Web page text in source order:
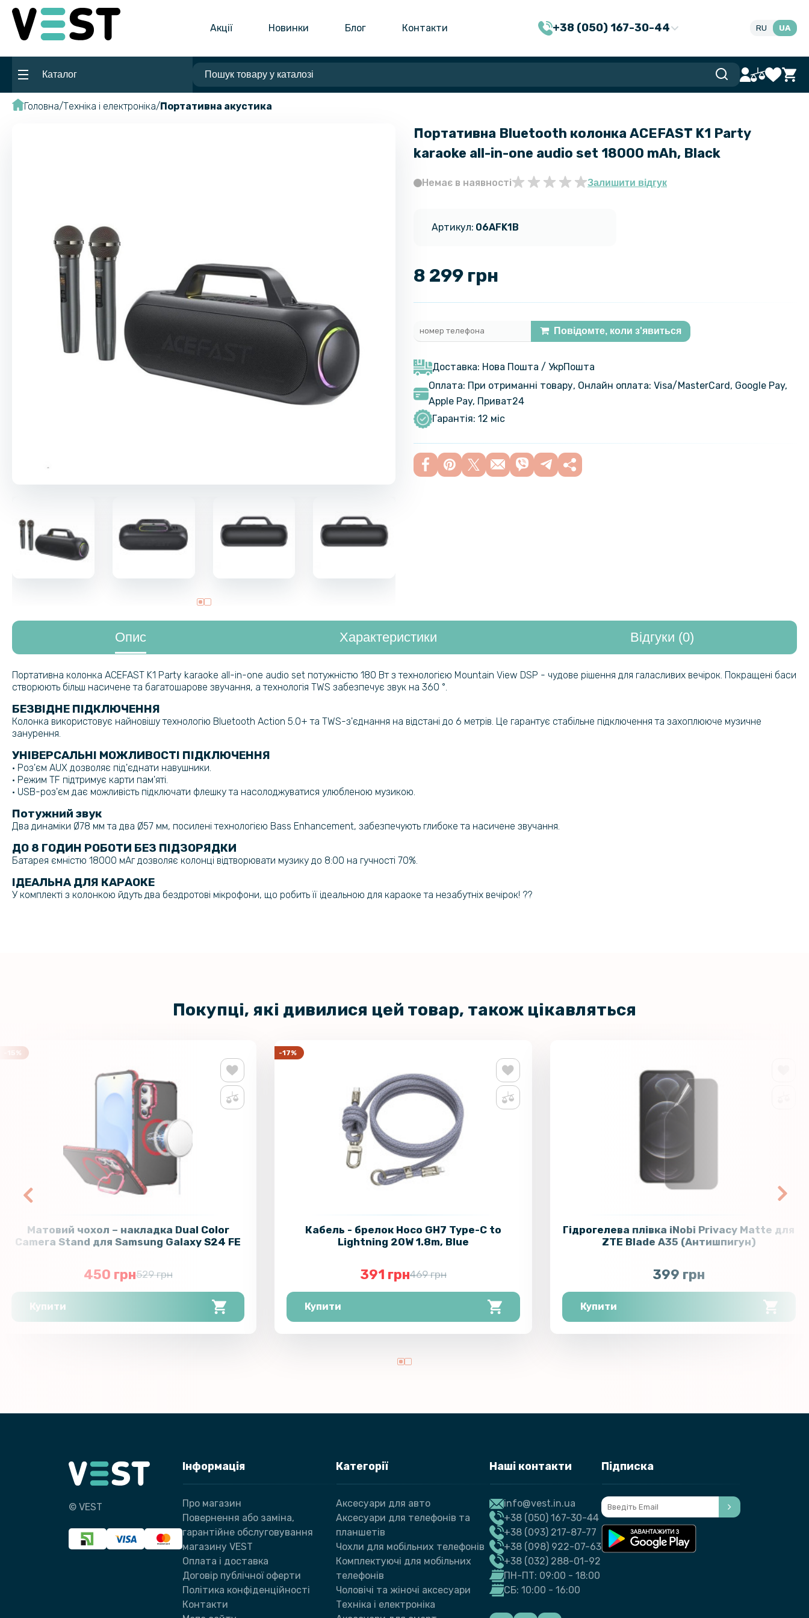
Акції Новинки Блог Контакти +38 (050) 167-30-44 RU UA
Каталог
Головна Техніка і електроніка Портативна акустика
Портативна Bluetooth колонка ACEFAST K1 Party
karaoke all-in-one audio set 18000 mAh, Black
Немає в наявності Залишити відгук
Артикул: 06AFK1B
8 299 грн
Повідомте, коли з'явиться
Доставка: Нова Пошта / УкрПошта
Оплата: При отриманні товару, Онлайн оплата: Visa/MasterСard, Google Pay,
Apple Pay, Приват24
Гарантія: 12 міс
Опис Характеристики Відгуки (0)
Портативна колонка ACEFAST K1 Party karaoke all-in-one audio set потужністю 180 Вт з технологією Mountain View DSP - чудове рішення для галасливих вечірок. Покращені баси
створюють більш насичене та багатошарове звучання, а технологія TWS забезпечує звук на 360 °.
БЕЗВІДНЕ ПІДКЛЮЧЕННЯ
Колонка використовує найновішу технологію Bluetooth Action 5.0+ та TWS-з'єднання на відстані до 6 метрів. Це гарантує стабільне підключення та захоплююче музичне
занурення.
УНІВЕРСАЛЬНІ МОЖЛИВОСТІ ПІДКЛЮЧЕННЯ
• Роз'єм AUX дозволяє під'єднати навушники.
• Режим TF підтримує карти пам'яті.
• USB-роз'єм дає можливість підключати флешку та насолоджуватися улюбленою музикою.
Потужний звук
Два динаміки Ø78 мм та два Ø57 мм, посилені технологією Bass Enhancement, забезпечують глибоке та насичене звучання.
ДО 8 ГОДИН РОБОТИ БЕЗ ПІДЗОРЯДКИ
Батарея ємністю 18000 мАг дозволяє колонці відтворювати музику до 8:00 на гучності 70%.
ІДЕАЛЬНА ДЛЯ КАРАОКЕ
У комплекті з колонкою йдуть два бездротові мікрофони, що робить її ідеальною для караоке та незабутніх вечірок! ??
Покупці, які дивилися цей товар, також цікавляться
-15%
Матовий чохол – накладка Dual Color
Camera Stand для Samsung Galaxy S24 FE
450 грн529 грн
Купити
-17%
Кабель - брелок Hoco GH7 Type-C to
Lightning 20W 1.8m, Blue
391 грн469 грн
Купити
Гідрогелева плівка iNobi Privacy Matte для
ZTE Blade A35​ (Антишпигун)
399 грн
Купити
© VEST
Інформація
Про магазин
Повернення або заміна,
гарантійне обслуговування
магазину VEST
Оплата і доставка
Договір публічної оферти
Політика конфіденційності
Контакти
Категорії
Аксесуари для авто
Аксесуари для телефонів та
планшетів
Чохли для мобільних телефонів
Комплектуючі для мобільних
телефонів
Чоловічі та жіночі аксесуари
Техніка і електроніка
Наші контакти
info@vest.in.ua
+38 (050) 167-30-44
+38 (093) 217-87-77
+38 (098) 922-07-63
+38 (032) 288-01-92
ПН-ПТ: 09:00 - 18:00
СБ: 10:00 - 16:00
Підписка